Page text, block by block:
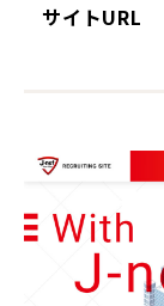
サイトURL